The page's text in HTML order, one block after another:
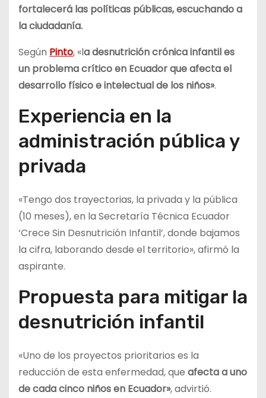
fortalecerá las políticas públicas, escuchando a
la ciudadanía.
Según Pinto, «la desnutrición crónica infantil es
un problema crítico en Ecuador que afecta el
desarrollo físico e intelectual de los niños».
Experiencia en la
administración pública y
privada
«Tengo dos trayectorias, la privada y la pública
(10 meses), en la Secretaría Técnica Ecuador
‘Crece Sin Desnutrición Infantil’, donde bajamos
la cifra, laborando desde el territorio», afirmó la
aspirante.
Propuesta para mitigar la
desnutrición infantil
«Uno de los proyectos prioritarios es la
reducción de esta enfermedad, que afecta a uno
de cada cinco niños en Ecuador», advirtió.